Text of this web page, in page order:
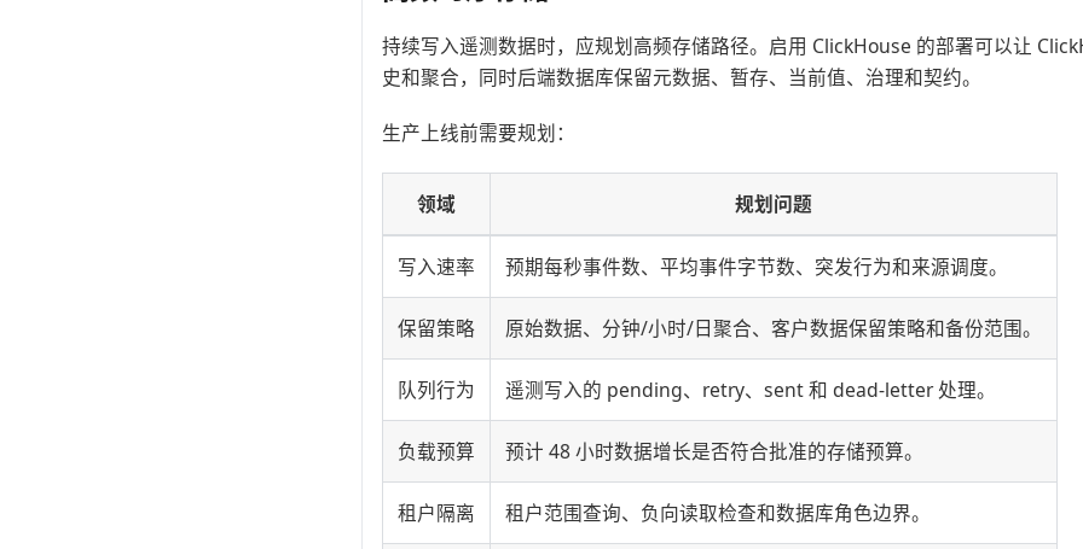
持续写入遥测数据时，应规划高频存储路径。启用 ClickHouse 的部署可以让
史和聚合，同时后端数据库保留元数据、暂存、当前值、治理和契约。
生产上线前需要规划：
领域 规划问题
写入速率 预期每秒事件数、平均事件字节数、突发行为和来源调度。
保留策略 原始数据、分钟/小时/日聚合、客户数据保留策略和备份范围。
队列行为 遥测写入的 pending、retry、sent 和 dead-letter 处理。
负载预算 预计 48 小时数据增长是否符合批准的存储预算。
租户隔离 租户范围查询、负向读取检查和数据库角色边界。